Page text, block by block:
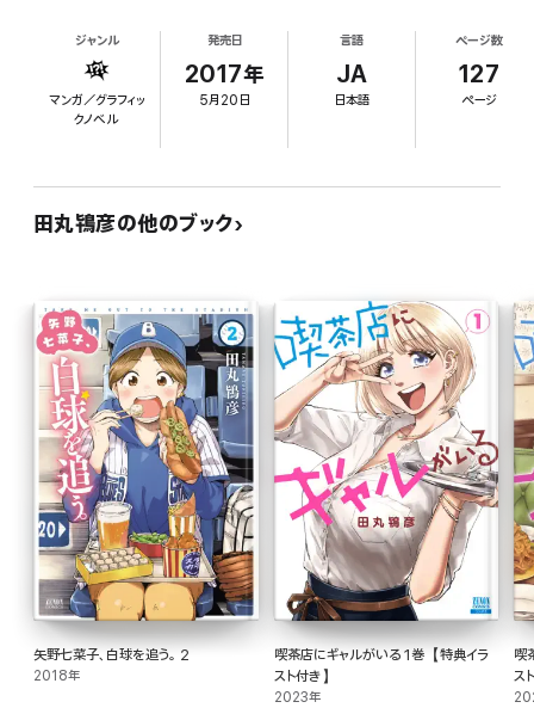
ジャンル
マンガ／グラフィッ
クノベル
発売日
2017年
5月20日
言語
JA
日本語
ページ数
127
ページ
田丸鴇彦の他のブック
矢野七菜子、白球を追う。 2
2018年
喫茶店にギャルがいる 1巻【特典イラ
スト付き】
2023年
喫
ス